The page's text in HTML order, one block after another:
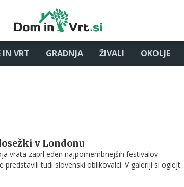
IN VRT GRADNJA ŽIVALI OKOLJE
v Londonu
vrata zaprl eden najpomembnejših festivalov
tudi slovenski oblikovalci. V galeriji si oglejte